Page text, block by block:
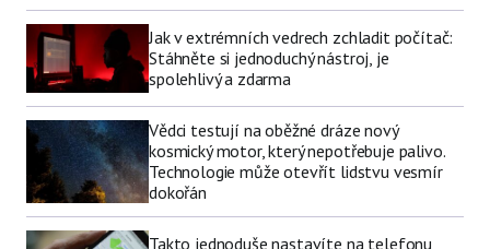
Jak v extrémních vedrech zchladit počítač:
Stáhněte si jednoduchý nástroj, je
spolehlivý a zdarma
Vědci testují na oběžné dráze nový
kosmický motor, který nepotřebuje palivo.
Technologie může otevřít lidstvu vesmír
dokořán
Takto jednoduše nastavíte na telefonu